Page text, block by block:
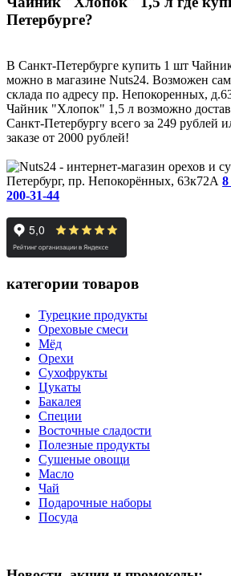
Петербурге?
В Санкт-Петербурге купить 1 шт
можно в магазине Nuts24. Возможен
склада по адресу пр. Непокоренных,
Чайник "Хлопок" 1,5 л возможно
Санкт-Петербургу всего за 249 рублей
заказе от 2000 рублей!
Петербург, пр. Непокорённых, 63к72А 8
200-31-44
категории товаров
Турецкие продукты
Ореховые смеси
Мёд
Орехи
Сухофрукты
Цукаты
Бакалея
Специи
Восточные сладости
Полезные продукты
Сушеные овощи
Масло
Чай
Подарочные наборы
Посуда